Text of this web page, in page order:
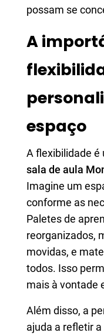
possam se
A
espaço
A flexibilidade é
sala de aula
Imagine um
conforme as
Paletes de
reorganizados,
movidas, e
todos. Isso
mais à vontade
Além disso, a
ajuda a refletir